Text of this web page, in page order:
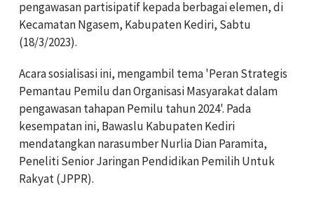
pengawasan partisipatif kepada berbagai elemen, di
Kecamatan Ngasem, Kabupaten Kediri, Sabtu
(18/3/2023).
Acara sosialisasi ini, mengambil tema 'Peran Strategis
Pemantau Pemilu dan Organisasi Masyarakat dalam
pengawasan tahapan Pemilu tahun 2024'. Pada
kesempatan ini, Bawaslu Kabupaten Kediri
mendatangkan narasumber Nurlia Dian Paramita,
Peneliti Senior Jaringan Pendidikan Pemilih Untuk
Rakyat (JPPR).